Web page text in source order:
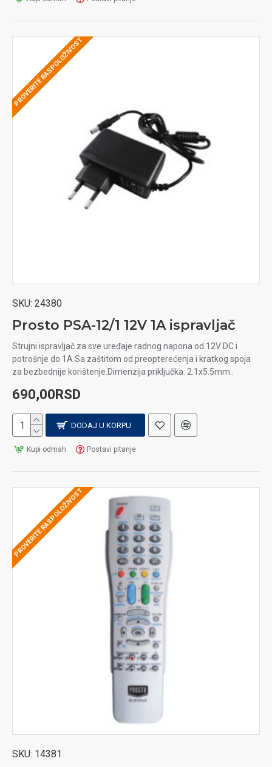
PROVERITE RASPOLOŽIVOST
SKU: 24380
Prosto PSA-12/1 12V 1A ispravljač
Strujni ispravljač za sve uređaje radnog napona od 12V DC i
potrošnje do 1A.Sa zaštitom od preopterećenja i kratkog spoja
za bezbednije korištenje.Dimenzija priključka: 2.1x5.5mm..
690,00RSD
DODAJ U KORPU
Kupi odmah Postavi pitanje
PROVERITE RASPOLOŽIVOST
SKU: 14381